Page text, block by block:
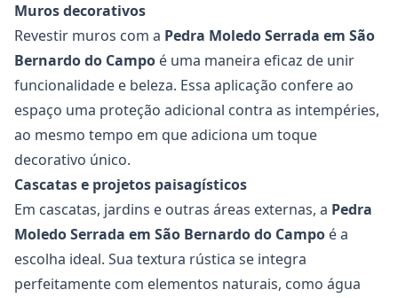
Muros decorativos
Revestir muros com a Pedra Moledo Serrada em São
Bernardo do Campo é uma maneira eficaz de unir
funcionalidade e beleza. Essa aplicação confere ao
espaço uma proteção adicional contra as intempéries,
ao mesmo tempo em que adiciona um toque
decorativo único.
Cascatas e projetos paisagísticos
Em cascatas, jardins e outras áreas externas, a Pedra
Moledo Serrada em São Bernardo do Campo é a
escolha ideal. Sua textura rústica se integra
perfeitamente com elementos naturais, como água